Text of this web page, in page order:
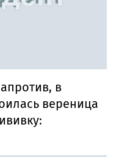
в
вереница